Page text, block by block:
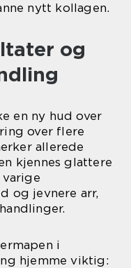
nytt kollagen.
og
en ny hud over
over flere
allerede
kjennes glattere
og jevnere arr,
i
hjemme viktig: